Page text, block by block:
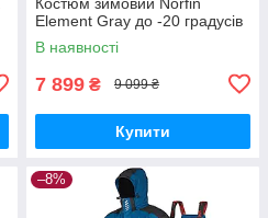
Element Gray до -20 градусів
В наявності
7 899 ₴ 9 099 ₴
Купити
–8%